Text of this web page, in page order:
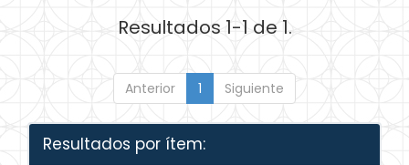
Resultados 1-1 de 1.
Anterior 1 Siguiente
Resultados por ítem: